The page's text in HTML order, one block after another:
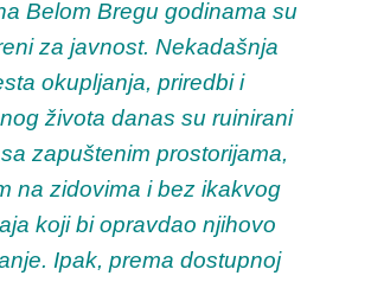
Belom Bregu godinama su
za javnost. Nekadašnja
okupljanja, priredbi i
života danas su ruinirani
zapuštenim prostorijama,
na zidovima i bez ikakvog
koji bi opravdao njihovo
Ipak, prema dostupnoj